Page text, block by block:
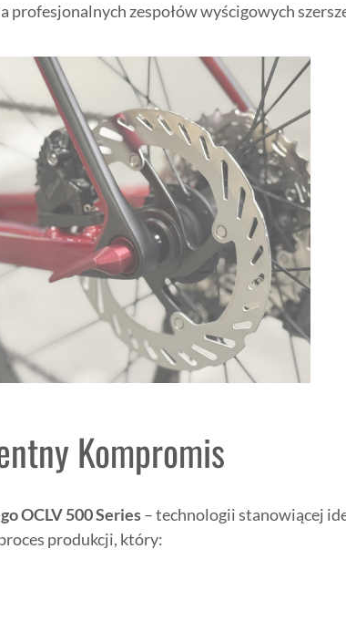
zespołów wyścigowych
Kompromis
OCLV 500 Series– technologii stanowiącej
produkcji, który: